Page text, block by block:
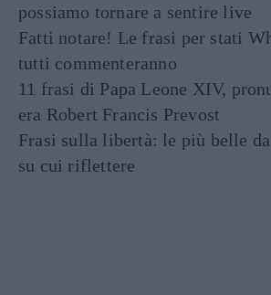
possiamo tornare a sentire live
Fatti notare! Le frasi per stati
tutti commenteranno
11 frasi di Papa Leone XIV,
era Robert Francis Prevost
Frasi sulla libertà: le più belle
su cui riflettere